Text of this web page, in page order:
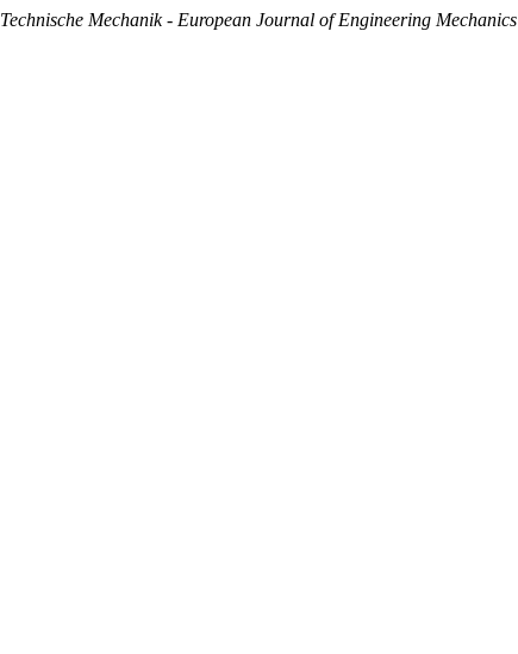
Technische Mechanik - European Journal of Engineering Mechanics